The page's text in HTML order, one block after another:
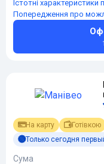
Істотні характеристики
Попередження про
На карту Готівкою
Только сегодня
Сума